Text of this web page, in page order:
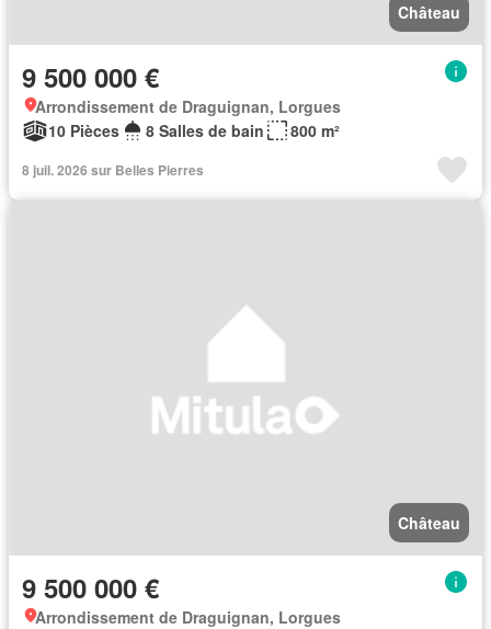
Château
9 500 000 €
Arrondissement de Draguignan, Lorgues
10 Pièces
8 Salles de bain 800 m²
8 juil. 2026 sur Belles Pierres
Château
9 500 000 €
Arrondissement de Draguignan, Lorgues